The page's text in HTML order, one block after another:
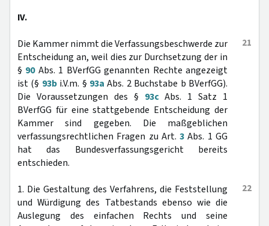
IV.
21
Die Kammer nimmt die Verfassungsbeschwerde zur
Entscheidung an, weil dies zur Durchsetzung der in
§ 90Abs. 1 BVerfGG genannten Rechte angezeigt
ist (§ 93bi.V.m. § 93a Abs. 2 Buchstabe b BVerfGG).
Die Voraussetzungen des § 93cAbs. 1 Satz 1
BVerfGG für eine stattgebende Entscheidung der
Kammer sind gegeben. Die maßgeblichen
verfassungsrechtlichen Fragen zu Art.3 Abs. 1 GG
hat das Bundesverfassungsgericht bereits
entschieden.
22
1. Die Gestaltung des Verfahrens, die Feststellung
und Würdigung des Tatbestands ebenso wie die
Auslegung des einfachen Rechts und seine